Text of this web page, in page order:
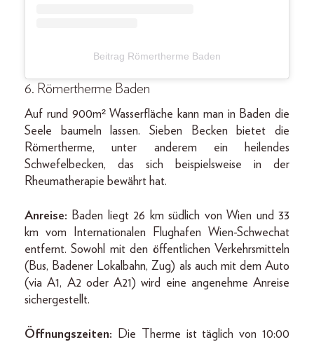
Beitrag Römertherme Baden
6. Römertherme Baden
Auf rund 900m² Wasserfläche kann man in Baden die
Seele baumeln lassen. Sieben Becken bietet die
Römertherme, unter anderem ein heilendes
Schwefelbecken, das sich beispielsweise in der
Rheumatherapie bewährt hat.
Anreise: Baden liegt 26 km südlich von Wien und 33
km vom Internationalen Flughafen Wien-Schwechat
entfernt. Sowohl mit den öffentlichen Verkehrsmitteln
(Bus, Badener Lokalbahn, Zug) als auch mit dem Auto
(via A1, A2 oder A21) wird eine angenehme Anreise
sichergestellt.
Öffnungszeiten: Die Therme ist täglich von 10:00